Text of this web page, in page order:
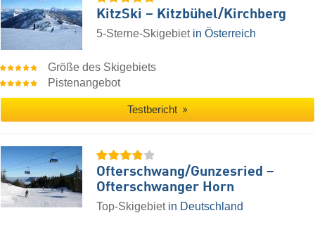
KitzSki – Kitzbühel/​Kirchberg
5-Sterne-Skigebiet in Österreich
Größe des Skigebiets
Pistenangebot
Testbericht
Ofterschwang/​Gunzesried –
Ofterschwanger Horn
Top-Skigebiet in Deutschland